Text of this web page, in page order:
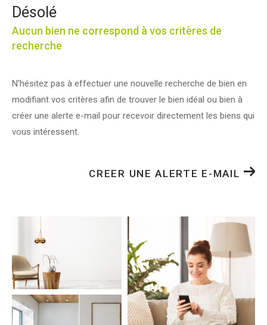
Désolé
Aucun bien ne correspond à vos critères de
recherche
N'hésitez pas à effectuer une nouvelle recherche de bien en
modifiant vos critères afin de trouver le bien idéal ou bien à
créer une alerte e-mail pour recevoir directement les biens qui
vous intéressent.
CREER UNE ALERTE E-MAIL